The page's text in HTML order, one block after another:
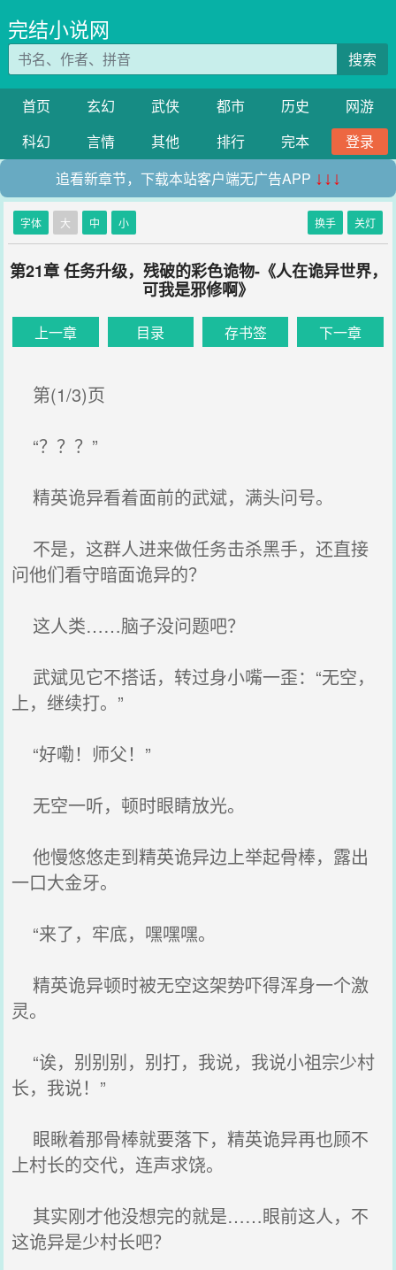
完结小说网
搜索
首页 玄幻 武侠 都市 历史
网游
科幻
言情 其他 排行 完本
登录
追看新章节，下载本站客户端无广告APP ↓↓↓
字体 大 中 小 换手 关灯
第21章 任务升级，残破的彩色诡物-《人在诡异世界，
可我是邪修啊》
上一章 目录 存书签 下一章
第(1/3)页
“？？？”
精英诡异看着面前的武斌，满头问号。
不是，这群人进来做任务击杀黑手，还直接
问他们看守暗面诡异的？
这人类……脑子没问题吧？
武斌见它不搭话，转过身小嘴一歪：“无空，
上，继续打。”
“好嘞！师父！”
无空一听，顿时眼睛放光。
他慢悠悠走到精英诡异边上举起骨棒，露出
一口大金牙。
“来了，牢底，嘿嘿嘿。
精英诡异顿时被无空这架势吓得浑身一个激
灵。
“诶，别别别，别打，我说，我说小祖宗少村
长，我说！”
眼瞅着那骨棒就要落下，精英诡异再也顾不
上村长的交代，连声求饶。
其实刚才他没想完的就是……眼前这人，不
这诡异是少村长吧？